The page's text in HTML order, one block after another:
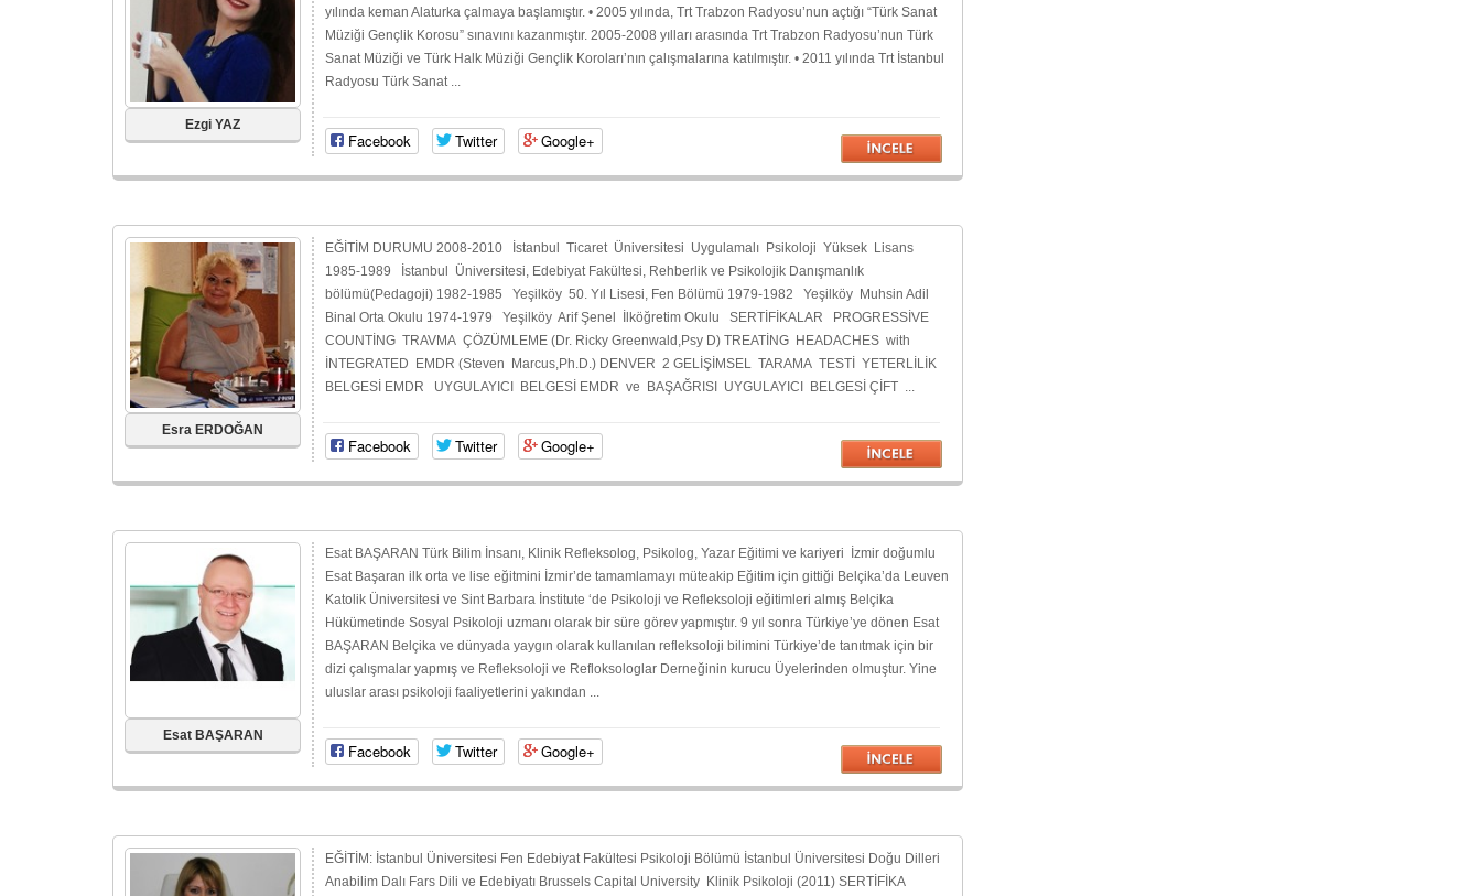
Ezgi YAZ
yılında keman Alaturka çalmaya başlamıştır. • 2005 yılında, Trt Trabzon Radyosu’nun açtığı “Türk Sanat
Müziği Gençlik Korosu” sınavını kazanmıştır. 2005-2008 yılları arasında Trt Trabzon Radyosu’nun Türk
Sanat Müziği ve Türk Halk Müziği Gençlik Koroları’nın çalışmalarına katılmıştır. • 2011 yılında Trt İstanbul
Radyosu Türk Sanat ...
Facebook Twitter Google+
Esra ERDOĞAN
EĞİTİM DURUMU 2008-2010 İstanbul Ticaret Üniversitesi Uygulamalı Psikoloji Yüksek Lisans
1985-1989 İstanbul Üniversitesi, Edebiyat Fakültesi, Rehberlik ve Psikolojik Danışmanlık
bölümü(Pedagoji) 1982-1985 Yeşilköy 50. Yıl Lisesi, Fen Bölümü 1979-1982 Yeşilköy Muhsin Adil
Binal Orta Okulu 1974-1979 Yeşilköy Arif Şenel İlköğretim Okulu SERTİFİKALAR PROGRESSİVE
COUNTİNG TRAVMA ÇÖZÜMLEME (Dr. Ricky Greenwald,Psy D) TREATİNG HEADACHES with
İNTEGRATED EMDR (Steven Marcus,Ph.D.) DENVER 2 GELİŞİMSEL TARAMA TESTİ YETERLİLİK
BELGESİ EMDR UYGULAYICI BELGESİ EMDR ve BAŞAĞRISI UYGULAYICI BELGESİ ÇİFT ...
Facebook Twitter Google+
Esat BAŞARAN
Esat BAŞARAN Türk Bilim İnsanı, Klinik Refleksolog, Psikolog, Yazar Eğitimi ve kariyeri İzmir doğumlu
Esat Başaran ilk orta ve lise eğitmini İzmir’de tamamlamayı müteakip Eğitim için gittiği Belçika’da Leuven
Katolik Üniversitesi ve Sint Barbara İnstitute ‘de Psikoloji ve Refleksoloji eğitimleri almış Belçika
Hükümetinde Sosyal Psikoloji uzmanı olarak bir süre görev yapmıştır. 9 yıl sonra Türkiye’ye dönen Esat
BAŞARAN Belçika ve dünyada yaygın olarak kullanılan refleksoloji bilimini Türkiye’de tanıtmak için bir
dizi çalışmalar yapmış ve Refleksoloji ve Refloksologlar Derneğinin kurucu Üyelerinden olmuştur. Yine
uluslar arası psikoloji faaliyetlerini yakından ...
Facebook Twitter Google+
EĞİTİM: İstanbul Üniversitesi Fen Edebiyat Fakültesi Psikoloji Bölümü İstanbul Üniversitesi Doğu Dilleri
Anabilim Dalı Fars Dili ve Edebiyatı Brussels Capital University Klinik Psikoloji (2011) SERTİFİKA